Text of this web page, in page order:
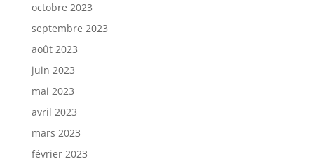
octobre 2023
septembre 2023
août 2023
juin 2023
mai 2023
avril 2023
mars 2023
février 2023